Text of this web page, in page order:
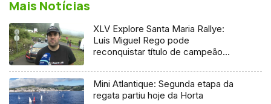
Mais Notícias
XLV Explore Santa Maria Rallye:
Luís Miguel Rego pode
reconquistar título de campeão
Mini Atlantique: Segunda etapa da
regata partiu hoje da Horta